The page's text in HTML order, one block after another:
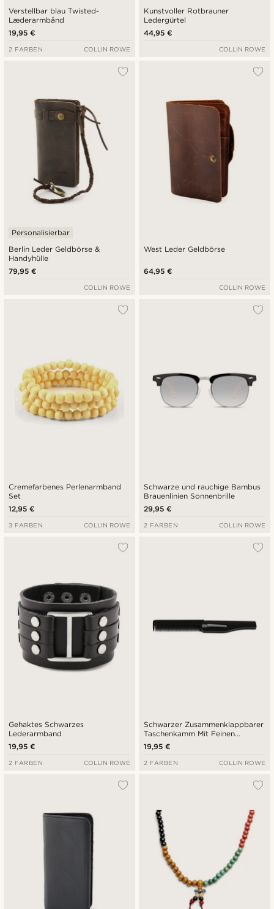
Verstellbar blau Twisted-
Læderarmbånd
19,95 €
2 FARBEN COLLIN ROWE
Kunstvoller Rotbrauner
Ledergürtel
44,95 €
COLLIN ROWE
Berlin Leder Geldbörse &
Handyhülle
Personalisierbar
79,95 €
COLLIN ROWE
West Leder Geldbörse
64,95 €
COLLIN ROWE
Cremefarbenes Perlenarmband
Set
12,95 €
3 FARBEN COLLIN ROWE
Schwarze und rauchige Bambus
Brauenlinien Sonnenbrille
29,95 €
2 FARBEN COLLIN ROWE
Gehaktes Schwarzes
Lederarmband
19,95 €
2 FARBEN COLLIN ROWE
Schwarzer Zusammenklappbarer
Taschenkamm Mit Feinen
Kammzähnen
19,95 €
2 FARBEN COLLIN ROWE